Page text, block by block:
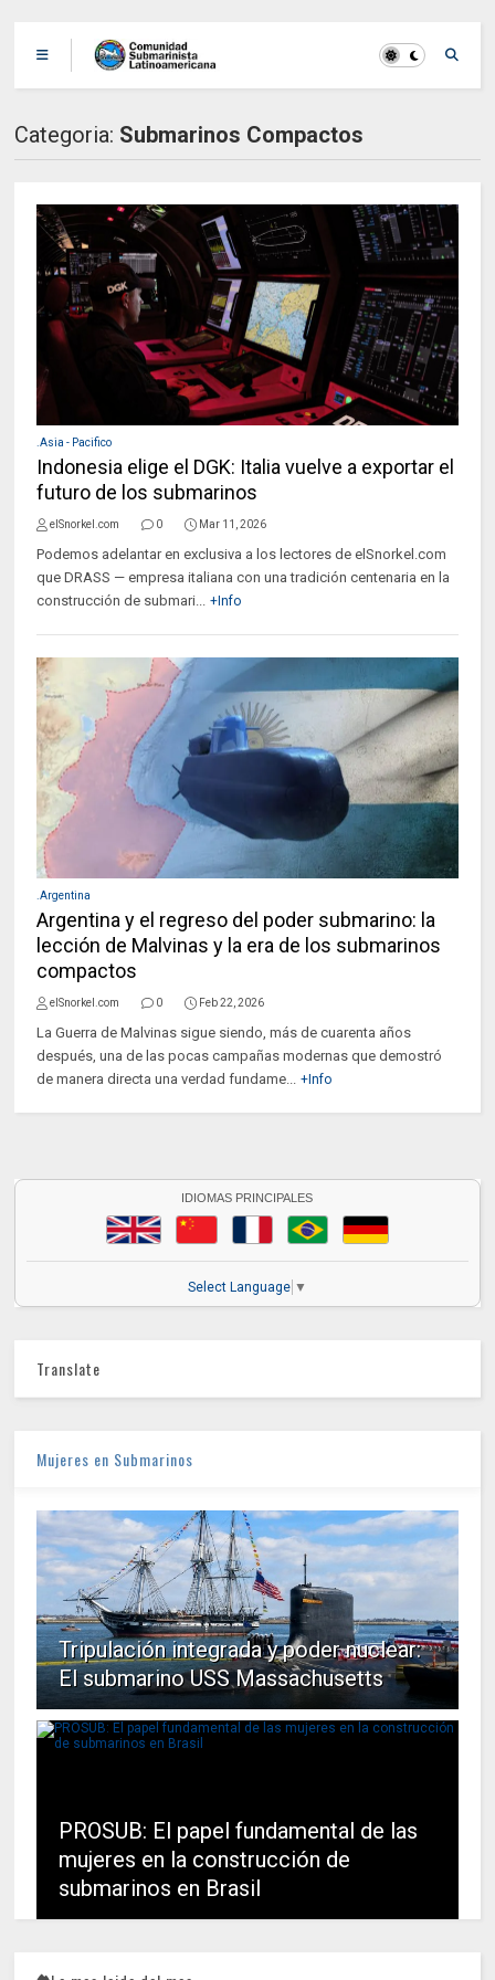
Categoria: Submarinos Compactos
.Asia - Pacifico
Indonesia elige el DGK: Italia vuelve a exportar el
futuro de los submarinos
elSnorkel.com 0 Mar 11, 2026
Podemos adelantar en exclusiva a los lectores de elSnorkel.com
que DRASS — empresa italiana con una tradición centenaria en la
construcción de submari... +Info
.Argentina
Argentina y el regreso del poder submarino: la
lección de Malvinas y la era de los submarinos
compactos
elSnorkel.com 0 Feb 22, 2026
La Guerra de Malvinas sigue siendo, más de cuarenta años
después, una de las pocas campañas modernas que demostró
de manera directa una verdad fundame... +Info
IDIOMAS PRINCIPALES
Select Language ▼
Translate
Mujeres en Submarinos
Tripulación integrada y poder nuclear:
El submarino USS Massachusetts
PROSUB: El papel fundamental de las
mujeres en la construcción de
submarinos en Brasil